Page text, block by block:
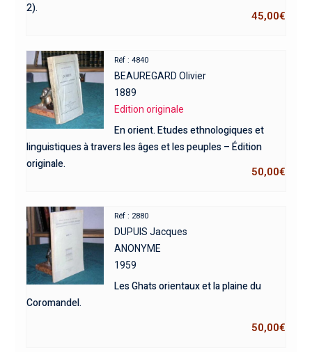
2).
45,00€
Réf : 4840
BEAUREGARD Olivier
1889
Edition originale
En orient. Etudes ethnologiques et
linguistiques à travers les âges et les peuples – Édition
originale.
50,00€
Réf : 2880
DUPUIS Jacques
ANONYME
1959
Les Ghats orientaux et la plaine du
Coromandel.
50,00€